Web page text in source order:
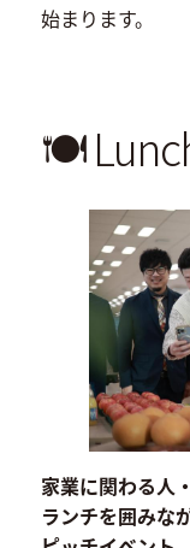
始まります。
🍽
家業に関わる人
ランチを囲みな